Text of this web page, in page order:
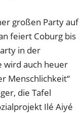
großen Party auf
feiert Coburg bis
in der
wird auch heuer
Menschlichkeit“
die Tafel
Ilé Aiyé